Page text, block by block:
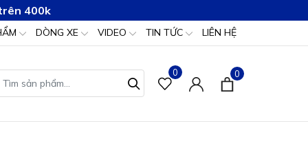
400k
DÒNG XE VIDEO TIN TỨC LIÊN HỆ
0 0